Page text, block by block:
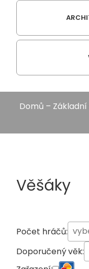
Domů –
Věšáky
Počet hráčů:
Doporučený věk: